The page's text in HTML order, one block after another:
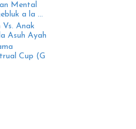
Mental
a la ...
Vs. Anak
Asuh Ayah
Cup (G